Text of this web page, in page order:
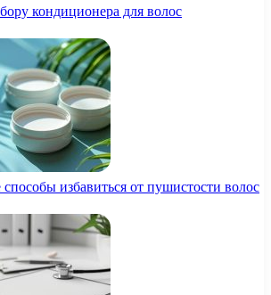
кондиционера для волос
избавиться от пушистости волос